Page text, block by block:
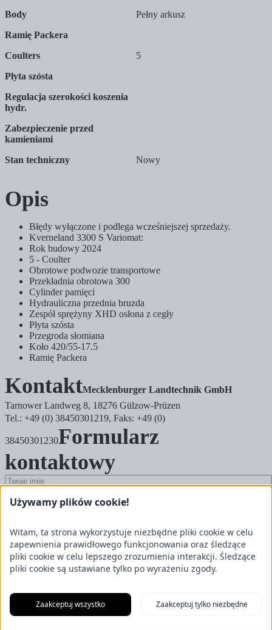
Body
Pełny arkusz
Ramię Packera
Coulters
5
Płyta szósta
Regulacja szerokości koszenia
hydr.
Zabezpieczenie przed
kamieniami
Stan techniczny
Nowy
Opis
Błędy wyłączone i podlega wcześniejszej sprzedaży.
Kverneland 3300 S Variomat:
Rok budowy 2024
5 - Coulter
Obrotowe podwozie transportowe
Przekładnia obrotowa 300
Cylinder pamięci
Hydrauliczna przednia bruzda
Zespół sprężyny XHD osłona z cegły
Płyta szósta
Przegroda słomiana
Koło 420/55-17.5
Ramię Packera
KontaktMecklenburger Landtechnik GmbH
Tarnower Landweg 8, 18276 Gülzow-Prüzen
Tel.: +49 (0) 38450301219, Faks: +49 (0)
38450301230Formularz
kontaktowy
Tak, akceptujępolitykę prywatności
Używamy plików cookie!
Witam, ta strona wykorzystuje niezbędne pliki cookie w celu
zapewnienia prawidłowego funkcjonowania oraz śledzące
pliki cookie w celu lepszego zrozumienia interakcji. Śledzące
pliki cookie są ustawiane tylko po wyrażeniu zgody.
Zaakceptuj wszystko Zaakceptuj tylko niezbędne